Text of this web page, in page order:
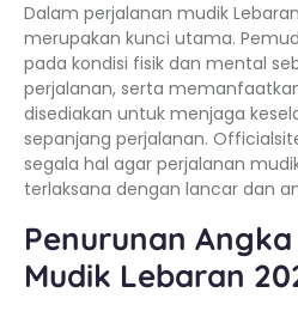
Dalam perjalanan mudik
merupakan kunci utama.
pada kondisi fisik dan mental
perjalanan, serta
disediakan untuk menjaga
sepanjang perjalanan.
segala hal agar perjalanan
terlaksana dengan lancar dan
Penurunan
Mudik Lebaran